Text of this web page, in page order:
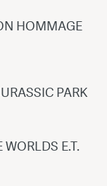
HOMMAGE
PARK
E.T.